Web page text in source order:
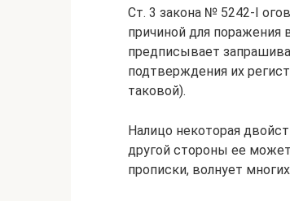
Ст. 3 закона № 5242-I
причиной для поражения
предписывает
подтверждения их
таковой).
Налицо некоторая
другой стороны ее
прописки, волнует